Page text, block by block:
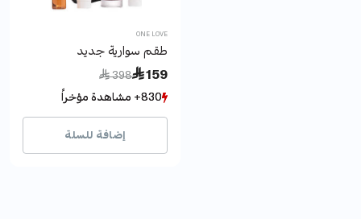
ONE LOVE
طقم سوارية جديد
 159
Price reduced from
 398
to
830+ مشاهدة مؤخراً
277+ بيع مؤخراً
830+ مشاهدة مؤخراً
277+ بيع مؤخراً
إضافة للسلة